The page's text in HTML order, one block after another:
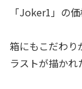
「Joker1」の
箱にもこだわり
ラストが描かれ